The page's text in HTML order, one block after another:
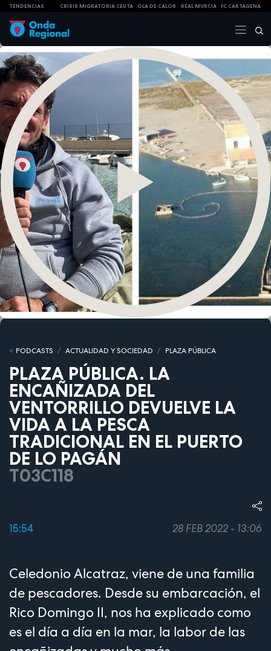
TENDENCIAS CRISIS MIGRATORIA CEUTA OLA DE CALOR REAL MURCIA FC CARTAGENA
PODCASTS ACTUALIDAD Y SOCIEDAD PLAZA PÚBLICA
PLAZA PÚBLICA. LA
ENCAÑIZADA DEL
VENTORRILLO DEVUELVE LA
VIDA A LA PESCA
TRADICIONAL EN EL PUERTO
DE LO PAGÁN
T03C118
15:54 28 FEB 2022 - 13:06
Celedonio Alcatraz, viene de una familia
de pescadores. Desde su embarcación, el
Rico Domingo II, nos ha explicado como
es el día a día en la mar, la labor de las